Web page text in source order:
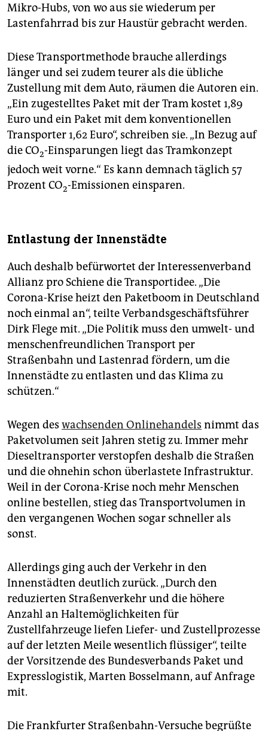
Mikro-Hubs, von wo aus sie wiederum per
Lastenfahrrad bis zur Haustür gebracht werden.
Diese Transportmethode brauche allerdings
länger und sei zudem teurer als die übliche
Zustellung mit dem Auto, räumen die Autoren ein.
„Ein zugestelltes Paket mit der Tram kostet 1,89
Euro und ein Paket mit dem konventionellen
Transporter 1,62 Euro“, schreiben sie. „In Bezug auf
die CO2-Einsparungen liegt das Tramkonzept
jedoch weit vorne.“ Es kann demnach täglich 57
Prozent CO2-Emissionen einsparen.
Entlastung der Innenstädte
Auch deshalb befürwortet der Interessenverband
Allianz pro Schiene die Transportidee. „Die
Corona-Krise heizt den Paketboom in Deutschland
noch einmal an“, teilte Verbandsgeschäftsführer
Dirk Flege mit. „Die Politik muss den umwelt- und
menschenfreundlichen Transport per
Straßenbahn und Lastenrad fördern, um die
Innenstädte zu entlasten und das Klima zu
schützen.“
Wegen des wachsenden Onlinehandels nimmt das
Paketvolumen seit Jahren stetig zu. Immer mehr
Dieseltransporter verstopfen deshalb die Straßen
und die ohnehin schon überlastete Infrastruktur.
Weil in der Corona-Krise noch mehr Menschen
online bestellen, stieg das Transportvolumen in
den vergangenen Wochen sogar schneller als
sonst.
Allerdings ging auch der Verkehr in den
Innenstädten deutlich zurück. „Durch den
reduzierten Straßenverkehr und die höhere
Anzahl an Haltemöglichkeiten für
Zustellfahrzeuge liefen Liefer- und Zustellprozesse
auf der letzten Meile wesentlich flüssiger“, teilte
der Vorsitzende des Bundesverbands Paket und
Expresslogistik, Marten Bosselmann, auf Anfrage
mit.
Die Frankfurter Straßenbahn-Versuche begrüßte